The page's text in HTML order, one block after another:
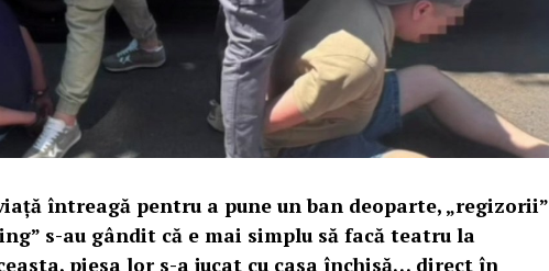
întreagă pentru a pune un ban deoparte, „regizorii”
s-au gândit că e mai simplu să facă teatru la
piesa lor s-a jucat cu casa închisă… direct în